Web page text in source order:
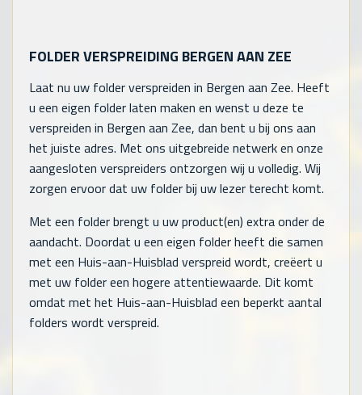
FOLDER VERSPREIDING BERGEN AAN ZEE
Laat nu uw folder verspreiden in Bergen aan Zee. Heeft
u een eigen folder laten maken en wenst u deze te
verspreiden in Bergen aan Zee, dan bent u bij ons aan
het juiste adres. Met ons uitgebreide netwerk en onze
aangesloten verspreiders ontzorgen wij u volledig. Wij
zorgen ervoor dat uw folder bij uw lezer terecht komt.
Met een folder brengt u uw product(en) extra onder de
aandacht. Doordat u een eigen folder heeft die samen
met een Huis-aan-Huisblad verspreid wordt, creëert u
met uw folder een hogere attentiewaarde. Dit komt
omdat met het Huis-aan-Huisblad een beperkt aantal
folders wordt verspreid.